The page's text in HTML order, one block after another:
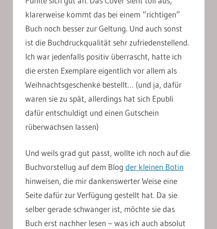
klarerweise kommt das bei einem “richtigen”
Buch noch besser zur Geltung. Und auch sonst
ist die Buchdruckqualität sehr zufriedenstellend.
Ich war jedenfalls positiv überrascht, hatte ich
die ersten Exemplare eigentlich vor allem als
Weihnachtsgeschenke bestellt… (und ja, dafür
waren sie zu spät, allerdings hat sich Epubli
dafür entschuldigt und einen Gutschein
rüberwachsen lassen)
Und weils grad gut passt, wollte ich noch auf die
Buchvorstellug auf dem Blog der kleinen Botin
hinweisen, die mir dankenswerter Weise eine
Seite dafür zur Verfügung gestellt hat. Da sie
selber gerade schwanger ist, möchte sie das
Buch erst nachher lesen – was ich auch absolut